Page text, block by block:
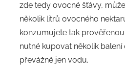
zde tedy ovocné šťávy,
několik litrů ovocného
konzumujete tak
nutné kupovat několik
převážně jen vodu.